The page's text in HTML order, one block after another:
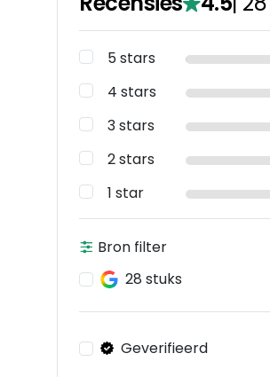
5 stars
4 stars
3 stars
2 stars
1 star
Bron filter
28 stuks
Geverifieerd